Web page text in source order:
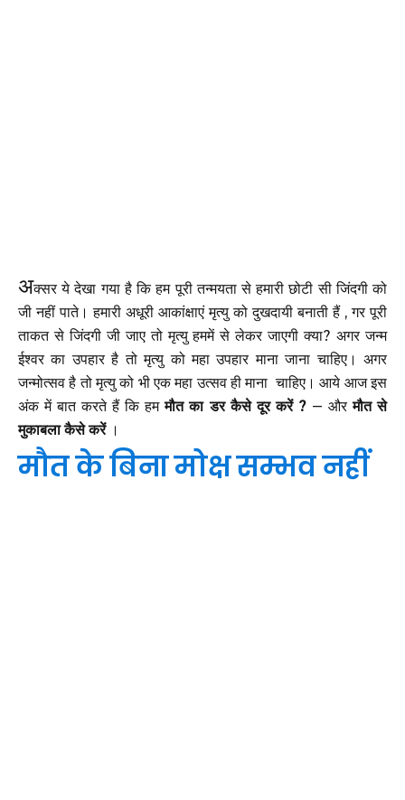
अक्सर ये देखा गया है कि हम पूरी तन्मयता से हमारी छोटी सी जिंदगी को
जी नहीं पाते। हमारी अधूरी आकांक्षाएं मृत्यु को दुखदायी बनाती हैं , गर पूरी
ताकत से जिंदगी जी जाए तो मृत्यु हममें से लेकर जाएगी क्या? अगर जन्म
ईश्वर का उपहार है तो मृत्यु को महा उपहार माना जाना चाहिए। अगर
जन्मोत्सव है तो मृत्यु को भी एक महा उत्सव ही माना चाहिए। आये आज इस
अंक में बात करते हैं कि हममौत का डर कैसे दूर करें ?– औरमौत से
मुकाबला कैसे करें।
मौत के बिना मोक्ष सम्भव नहीं